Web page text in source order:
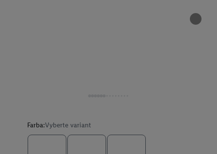
Farba:Vyberte variant